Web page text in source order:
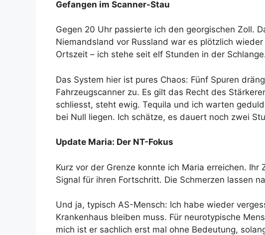
Gefangen im Scanner-Stau
Gegen 20 Uhr passierte ich den georgischen Zoll.
Niemandsland vor Russland war es plötzlich
Ortszeit – ich stehe seit elf Stunden in der
Das System hier ist pures Chaos: Fünf Spuren
Fahrzeugscanner zu. Es gilt das Recht des
schliesst, steht ewig. Tequila und ich warten
bei Null liegen. Ich schätze, es dauert noch zwei
Update Maria: Der NT-Fokus
Kurz vor der Grenze konnte ich Maria erreichen. Ihr
Signal für ihren Fortschritt. Die Schmerzen lassen
Und ja, typisch AS-Mensch: Ich habe wieder
Krankenhaus bleiben muss. Für neurotypische
mich ist er sachlich erst mal ohne Bedeutung,